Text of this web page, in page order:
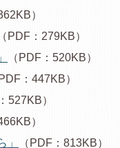
）
（PDF：279KB）
（PDF：520KB）
PDF：447KB）
527KB）
）
」
（PDF：813KB）